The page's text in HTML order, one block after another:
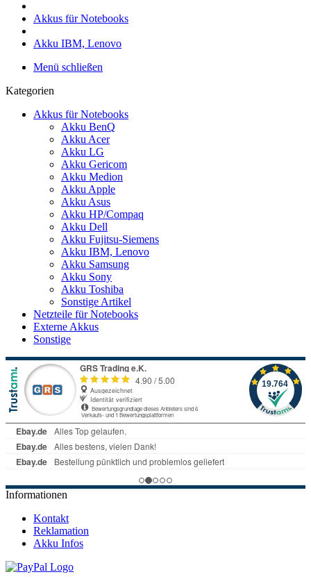
Akkus für Notebooks
Akku IBM, Lenovo
Menü schließen
Kategorien
Akkus für Notebooks
Akku BenQ
Akku Acer
Akku LG
Akku Gericom
Akku Medion
Akku Apple
Akku Asus
Akku HP/Compaq
Akku Dell
Akku Fujitsu-Siemens
Akku IBM, Lenovo
Akku Samsung
Akku Sony
Akku Toshiba
Sonstige Artikel
Netzteile für Notebooks
Externe Akkus
Sonstige
Informationen
Kontakt
Reklamation
Akku Infos